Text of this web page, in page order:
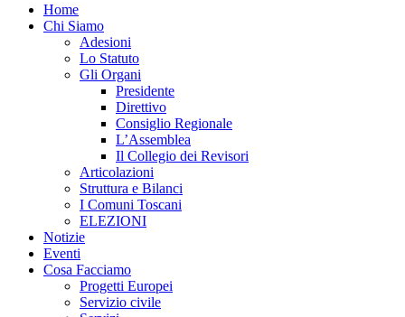
Home
Chi Siamo
Adesioni
Lo Statuto
Gli Organi
Presidente
Direttivo
Consiglio Regionale
L’Assemblea
Il Collegio dei Revisori
Articolazioni
Struttura e Bilanci
I Comuni Toscani
ELEZIONI
Notizie
Eventi
Cosa Facciamo
Progetti Europei
Servizio civile